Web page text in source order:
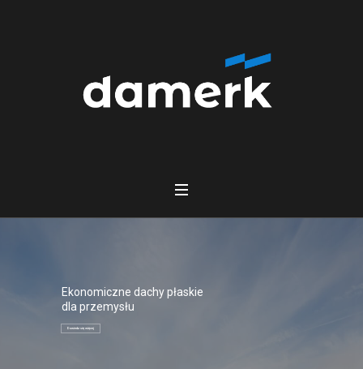
Ekonomiczne dachy płaskie
dla przemysłu
Dowiedz się więcej